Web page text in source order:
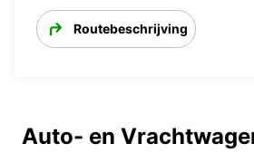
Routebeschrijving
Auto- en